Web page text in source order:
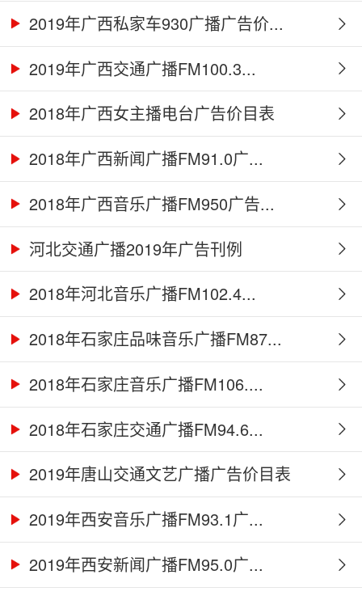
2019年广西私家车930广播广告价...
2019年广西交通广播FM100.3...
2018年广西女主播电台广告价目表
2018年广西新闻广播FM91.0广...
2018年广西音乐广播FM950广告...
河北交通广播2019年广告刊例
2018年河北音乐广播FM102.4...
2018年石家庄品味音乐广播FM87...
2018年石家庄音乐广播FM106....
2018年石家庄交通广播FM94.6...
2019年唐山交通文艺广播广告价目表
2019年西安音乐广播FM93.1广...
2019年西安新闻广播FM95.0广...